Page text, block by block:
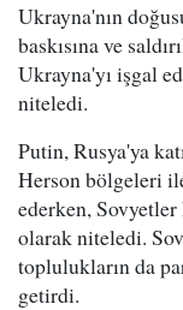
Ukrayna'nın
baskısına ve
Ukrayna'yı işgal
niteledi.
Putin, Rusya'ya
Herson bölgeleri
ederken,
olarak niteledi.
toplulukların da
getirdi.